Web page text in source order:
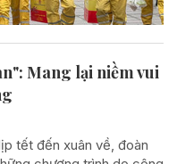
Mang lại niềm vui
tết đến xuân về, đoàn